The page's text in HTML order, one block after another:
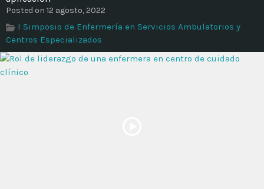
Time
Posted on 12 agosto, 2022
I Simposio de Enfermería en Servicios Ambulatorios y
Centros Especializados